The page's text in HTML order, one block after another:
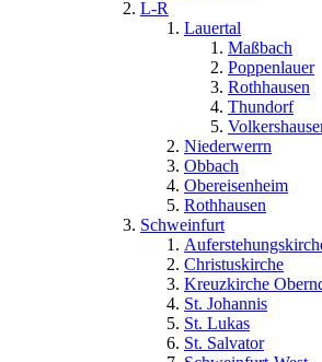
L-R
Lauertal
Maßbach
Poppenlauer
Rothhausen
Thundorf
Niederwerrn
Obbach
Obereisenheim
Rothhausen
Schweinfurt
Christuskirche
Kreuzkirche
St. Johannis
St. Lukas
St. Salvator